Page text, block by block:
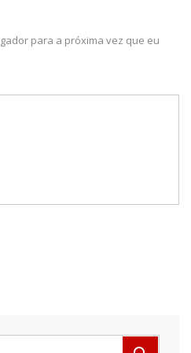
para a próxima vez que eu